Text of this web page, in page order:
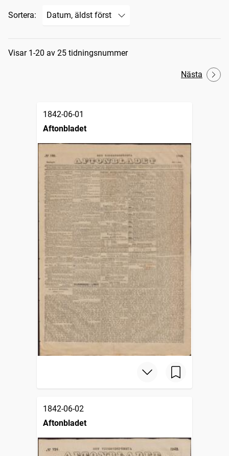
Sortera:
Sökresultat
Visar 1-20 av 25 tidningsnummer
Nästa
1842-06-01
Aftonbladet
1842-06-02
Aftonbladet